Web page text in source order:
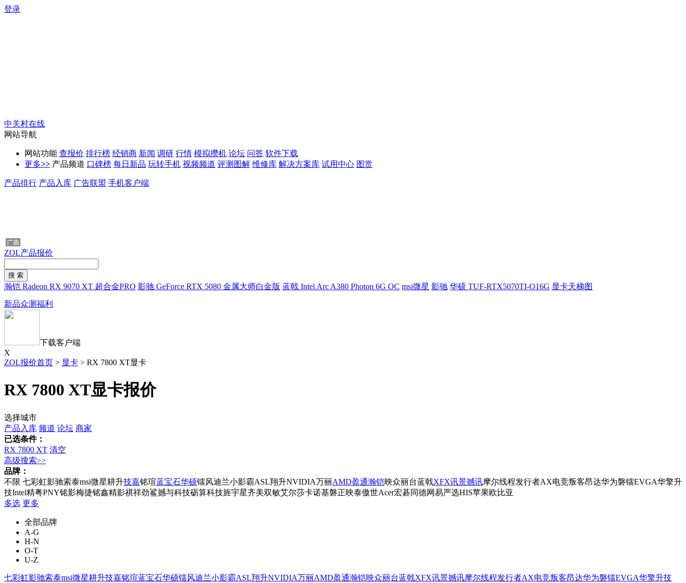
登录
中关村在线
网站导航
网站功能 查报价 排行榜 经销商 新闻 调研 行情 模拟攒机 论坛 问答 软件下载
更多>> 产品频道 口碑榜 每日新品 玩转手机 视频频道 评测图解 维修库 解决方案库 试用中心 图赏
产品排行 产品入库 广告联盟 手机客户端
ZOL产品报价
瀚铠 Radeon RX 9070 XT 超合金PRO 影驰 GeForce RTX 5080 金属大师白金版 蓝戟 Intel Arc A380 Photon 6G OC msi微星 影驰 华硕 TUF-RTX5070TI-O16G 显卡天梯图
新品众测福利
下载客户端
X
ZOL报价首页 > 显卡 > RX 7800 XT显卡
RX 7800 XT显卡报价
选择城市
产品入库 频道 论坛 商家
已选条件：
RX 7800 XT 清空
高级搜索>>
品牌：
不限 七彩虹影驰索泰msi微星耕升技嘉铭瑄蓝宝石华硕镭风迪兰小影霸ASL翔升NVIDIA万丽AMD盈通瀚铠映众丽台蓝戟XFX讯景撼讯摩尔线程发行者AX电竞叛客昂达华为磐镭EVGA华擎升
技Intel精粤PNY铭影梅捷铭鑫精影祺祥劲鲨撼与科技砺算科技旌宇星齐美双敏艾尔莎卡诺基磐正映泰傲世Acer宏碁同德网易严选HIS苹果欧比亚
多选 更多
全部品牌
A-G
H-N
O-T
U-Z
七彩虹影驰索泰msi微星耕升技嘉铭瑄蓝宝石华硕镭风迪兰小影霸ASL翔升NVIDIA万丽AMD盈通瀚铠映众丽台蓝戟XFX讯景撼讯摩尔线程发行者AX电竞叛客昂达华为磐镭EVGA华擎升技